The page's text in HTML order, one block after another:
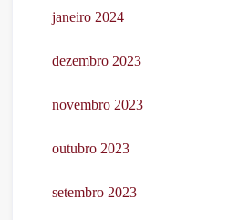
janeiro 2024
dezembro 2023
novembro 2023
outubro 2023
setembro 2023